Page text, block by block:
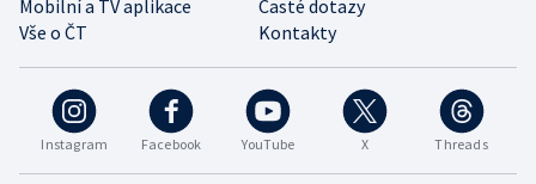
Instagram Facebook YouTube X Threads
Mobilní a TV aplikace
Časté dotazy
Vše o ČT
Kontakty